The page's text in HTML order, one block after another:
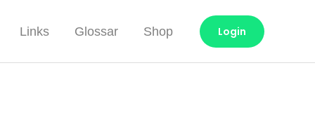
Links Glossar Shop Login